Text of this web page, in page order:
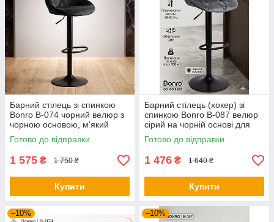
Барний стілець зі спинкою
Bonro B-074 чорний велюр з
чорною основою, м'який
регульований хокер для кухні
та бару
Готово до відправки
1 575 ₴ 1 750 ₴
Купити
Барний стілець (хокер) зі
спинкою Bonro B-087 велюр
сірий на чорній основі для
кухні та кафе
Готово до відправки
1 476 ₴ 1 640 ₴
Купити
–10% –10%